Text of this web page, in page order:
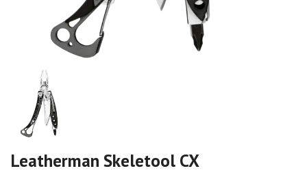
Leatherman Skeletool CX